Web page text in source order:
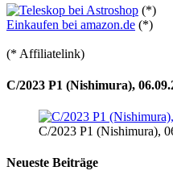
(*)
Einkaufen bei amazon.de (*)
(* Affiliatelink)
C/2023 P1 (Nishimura),
C/2023 P1 (Nishimura),
Neueste Beiträge